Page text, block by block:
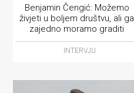
Benjamin Čengić: Možemo
živjeti u boljem društvu, ali ga
zajedno moramo graditi
INTERVJU